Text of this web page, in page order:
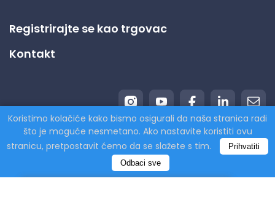
Registrirajte se kao trgovac
Kontakt
© 2026 Carito.com. | Sva prava pridržana | Kupujemo
vaš automobil po najpovoljnijoj cijeni! | Powered by
Koristimo kolačiće kako bismo osigurali da naša stranica radi
što je moguće nesmetano. Ako nastavite koristiti ovu
stranicu, pretpostavit ćemo da se slažete s tim.
Prihvatiti
Odbaci sve